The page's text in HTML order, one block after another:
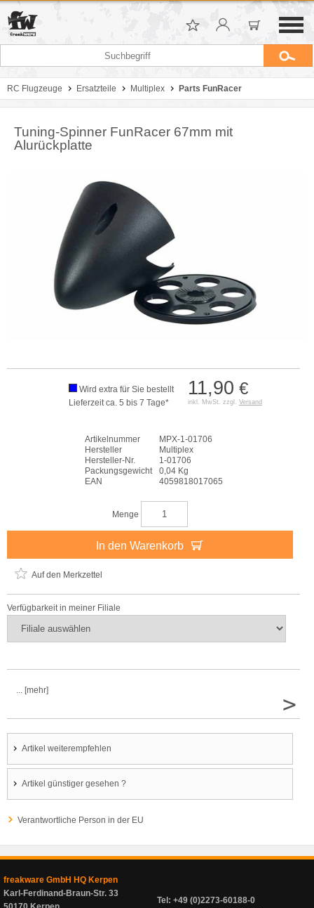
RC Flugzeuge Ersatzteile Multiplex Parts FunRacer
Tuning-Spinner FunRacer 67mm mit
Alurückplatte
11,90 €
inkl. MwSt. zzgl. Versand
Wird extra für Sie bestellt
Lieferzeit ca. 5 bis 7 Tage*
Artikelnummer
MPX-1-01706
Hersteller
Multiplex
Hersteller-Nr.
1-01706
Packungsgewicht
0,04 Kg
EAN
4059818017065
Menge
In den Warenkorb
Auf den Merkzettel
Verfügbarkeit in meiner Filiale
... [mehr]
>
Artikel weiterempfehlen
Artikel günstiger gesehen ?
Verantwortliche Person in der EU
freakware GmbH HQ Kerpen
Karl-Ferdinand-Braun-Str. 33
Tel: +49 (0)2273-60188-0